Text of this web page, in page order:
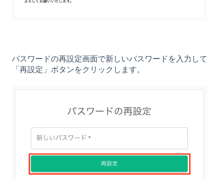
パスワードの再設定画面で新しいパスワードを入力して
「再設定」ボタンをクリックします。